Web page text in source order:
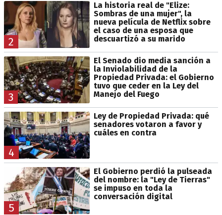
2
La historia real de "Elize:
Sombras de una mujer", la
nueva película de Netflix sobre
el caso de una esposa que
descuartizó a su marido
3
El Senado dio media sanción a
la Inviolabilidad de la
Propiedad Privada: el Gobierno
tuvo que ceder en la Ley del
Manejo del Fuego
4
Ley de Propiedad Privada: qué
senadores votaron a favor y
cuáles en contra
5
El Gobierno perdió la pulseada
del nombre: la "Ley de Tierras"
se impuso en toda la
conversación digital